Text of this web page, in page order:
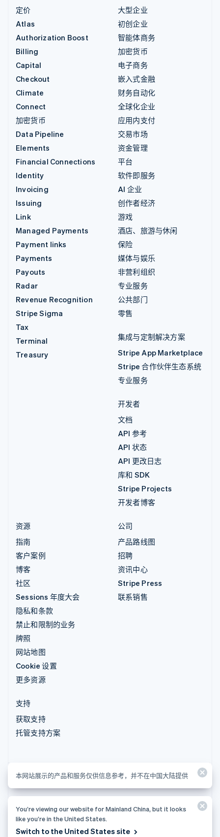
定价
Atlas
Authorization Boost
Billing
Capital
Checkout
Climate
Connect
加密货币
Data Pipeline
Elements
Financial Connections
Identity
Invoicing
Issuing
Link
Managed Payments
Payment links
Payments
Payouts
Radar
Revenue Recognition
Stripe Sigma
Tax
Terminal
Treasury
大型企业
初创企业
智能体商务
加密货币
电子商务
嵌入式金融
财务自动化
全球化企业
应用内支付
交易市场
资金管理
平台
软件即服务
AI 企业
创作者经济
游戏
酒店、旅游与休闲
保险
媒体与娱乐
非营利组织
专业服务
公共部门
零售
集成与定制解决方案
Stripe App Marketplace
Stripe 合作伙伴生态系统
专业服务
开发者
文档
API 参考
API 状态
API 更改日志
库和 SDK
Stripe Projects
开发者博客
资源
指南
客户案例
博客
社区
Sessions 年度大会
隐私和条款
禁止和限制的业务
牌照
网站地图
Cookie 设置
更多资源
公司
产品路线图
招聘
资讯中心
Stripe Press
联系销售
支持
获取支持
托管支持方案
© 2026 Stripe, LLC
本网站展示的产品和服务仅供信息参考，并不在中国大陆提供
You’re viewing our website for Mainland China, but it looks
like you’re in the United States.
Switch to the United States site